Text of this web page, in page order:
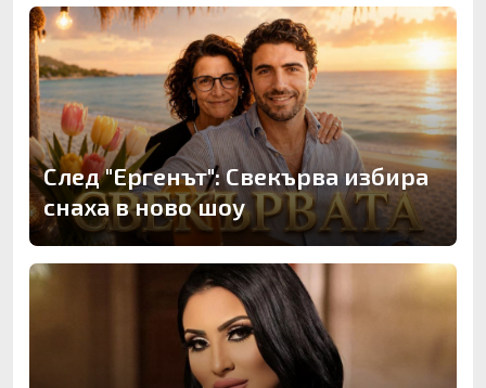
След "Ергенът": Свекърва избира
снаха в ново шоу